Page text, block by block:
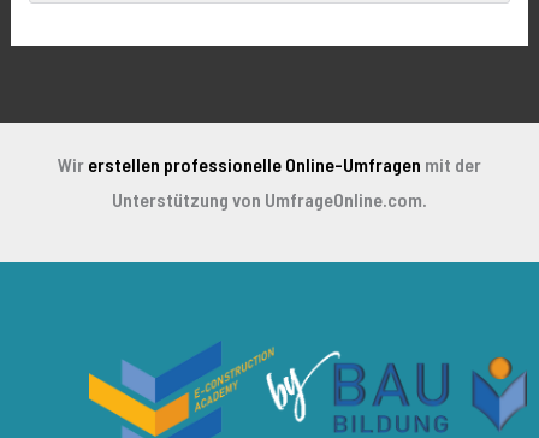
Wir erstellen professionelle Online-Umfragen mit der
Unterstützung von UmfrageOnline.com.